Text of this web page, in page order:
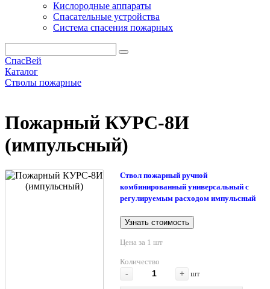
Кислородные аппараты
Спасательные устройства
Система спасения пожарных
СпасВей
Каталог
Стволы пожарные
Пожарный КУРС-8И
(импульсный)
Ствол пожарный ручной
комбинированный универсальный с
регулируемым расходом импульсный
Узнать стоимость
Цена за 1 шт
Количество
-
+ шт